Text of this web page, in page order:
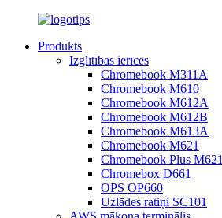
Produkts
Izglītības ierīces
Chromebook M311A
Chromebook M610
Chromebook M612A
Chromebook M612B
Chromebook M613A
Chromebook M621
Chromebook Plus M621
Chromebox D661
OPS OP660
Uzlādes ratiņi SC101